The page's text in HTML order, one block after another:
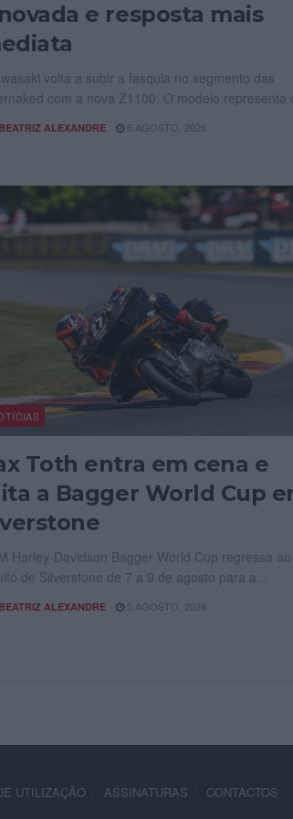
e resposta mais
volta a subir a fasquia no segmento das
com a nova Z1100. O modelo representa
BEATRIZ ALEXANDRE 6 AGOSTO, 2026
Toth entra em cena e
a Bagger World Cup
Harley-Davidson Bagger World Cup regressa ao
de Silverstone de 7 a 9 de agosto para a...
BEATRIZ ALEXANDRE 5 AGOSTO, 2026
UTILIZAÇÃO ASSINATURAS CONTACTOS